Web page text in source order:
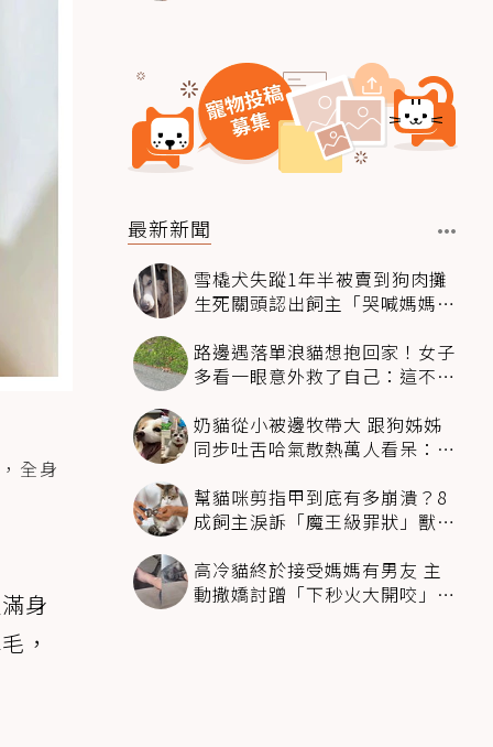
全身
身
，
最新新聞
雪橇犬失蹤1年半被賣到狗肉攤
生死關頭認出飼主「哭喊媽媽」
路邊遇落單浪貓想抱回家！女子
多看一眼意外救了自己：這不能
奶貓從小被邊牧帶大 跟狗姊姊
同步吐舌哈氣散熱萬人看呆：靈
幫貓咪剪指甲到底有多崩潰？8
成飼主淚訴「魔王級罪狀」獸醫
高冷貓終於接受媽媽有男友 主
動撒嬌討蹭「下秒火大開咬」飼